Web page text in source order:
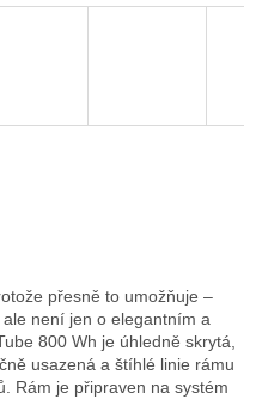
přesně to umožňuje –
není jen o elegantním a
800 Wh je úhledně skrytá,
usazená a štíhlé linie rámu
Rám je připraven na systém